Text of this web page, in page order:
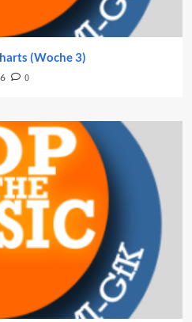
(Woche 3)
0